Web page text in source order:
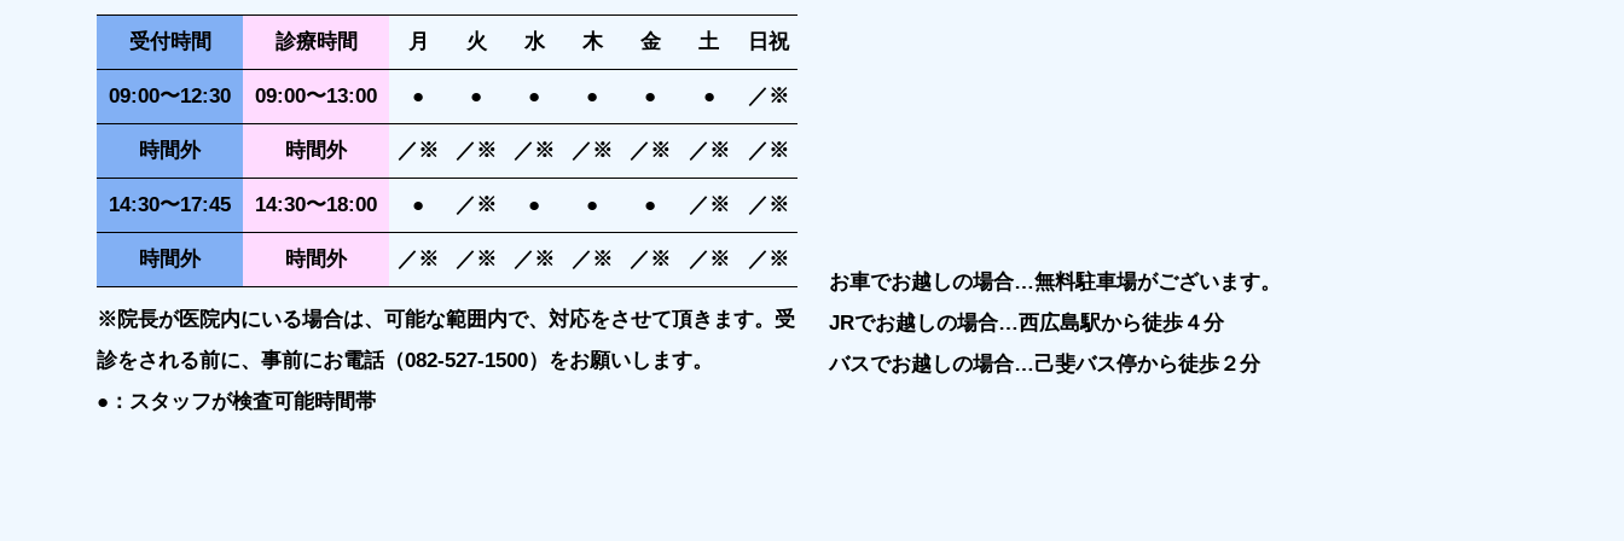
受付時間 診療時間 月 火 水 木 金 土 日祝
09:00〜12:30 09:00〜13:00 ● ● ● ● ● ● ／※
時間外 時間外 ／※ ／※ ／※ ／※ ／※ ／※ ／※
14:30〜17:45 14:30〜18:00 ● ／※ ● ● ● ／※ ／※
時間外 時間外 ／※ ／※ ／※ ／※ ／※ ／※ ／※
※院長が医院内にいる場合は、可能な範囲内で、対応をさせて頂きます。受
診をされる前に、事前にお電話（082-527-1500）をお願いします。
●：スタッフが検査可能時間帯
お車でお越しの場合…無料駐車場がございます。
JRでお越しの場合…西広島駅から徒歩４分
バスでお越しの場合…己斐バス停から徒歩２分